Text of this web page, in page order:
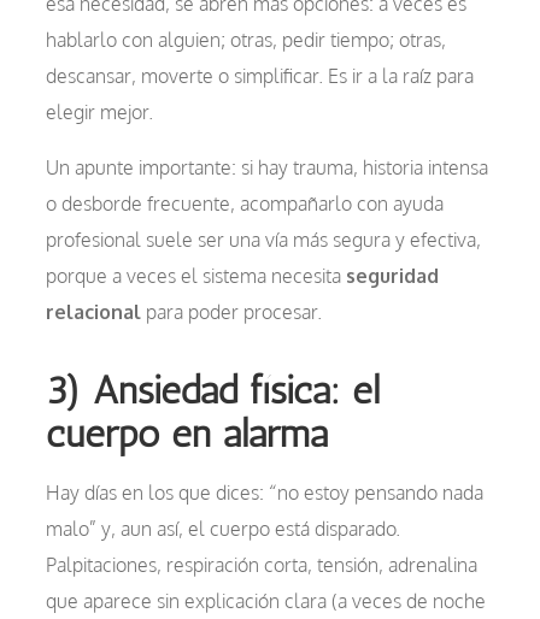
hablarlo con alguien; otras, pedir tiempo; otras,
descansar, moverte o simplificar. Es ir a la raíz para
elegir mejor.
Un apunte importante: si hay trauma, historia intensa
o desborde frecuente, acompañarlo con ayuda
profesional suele ser una vía más segura y efectiva,
porque a veces el sistema necesita seguridad
relacional para poder procesar.
3) Ansiedad física: el
cuerpo en alarma
Hay días en los que dices: “no estoy pensando nada
malo” y, aun así, el cuerpo está disparado.
Palpitaciones, respiración corta, tensión, adrenalina
que aparece sin explicación clara (a veces de noche